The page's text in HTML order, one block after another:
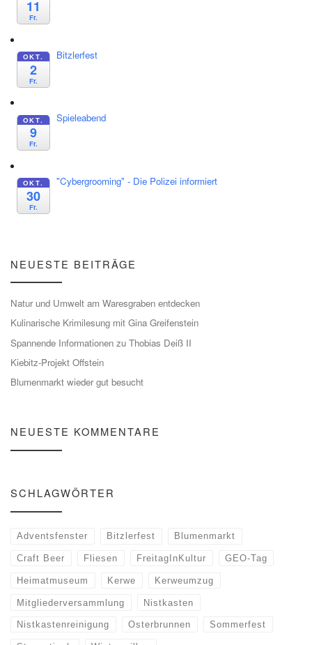
11
Fr.
OKT.
2
Fr.
Bitzlerfest
OKT.
9
Fr.
Spieleabend
OKT.
30
Fr.
"Cybergrooming" - Die Polizei informiert
NEUESTE BEITRÄGE
Natur und Umwelt am Waresgraben entdecken
Kulinarische Krimilesung mit Gina Greifenstein
Spannende Informationen zu Thobias Deiß II
Kiebitz-Projekt Offstein
Blumenmarkt wieder gut besucht
NEUESTE KOMMENTARE
SCHLAGWÖRTER
Adventsfenster Bitzlerfest Blumenmarkt
Craft Beer Fliesen FreitagInKultur GEO-Tag
Heimatmuseum Kerwe Kerweumzug
Mitgliederversammlung Nistkasten
Nistkastenreinigung Osterbrunnen Sommerfest